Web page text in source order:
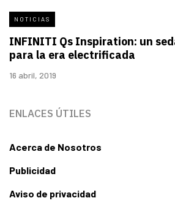
NOTICIAS
INFINITI Qs Inspiration: un
para la era electrificada
16 abril, 2019
ENLACES ÚTILES
Acerca de Nosotros
Publicidad
Aviso de privacidad